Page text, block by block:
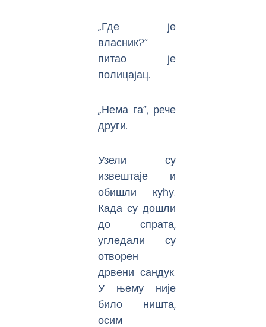
„Где је
власник?“
питао је
полицајац.
„Нема га“, рече
други.
Узели су
извештаје и
обишли кућу.
Када су дошли
до спрата,
угледали су
отворен
дрвени сандук.
У њему није
било ништа,
осим